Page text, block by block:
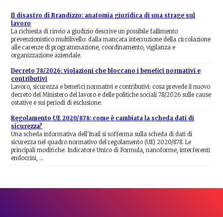
Il disastro di Brandizzo: anatomia giuridica di una strage sul
lavoro
La richiesta di rinvio a giudizio descrive un possibile fallimento
prevenzionistico multilivello: dalla mancata interruzione della circolazione
alle carenze di programmazione, coordinamento, vigilanza e
organizzazione aziendale.
Decreto 78/2026: violazioni che bloccano i benefici normativi e
contributivi
Lavoro, sicurezza e benefici normativi e contributivi: cosa prevede il nuovo
decreto del Ministero del lavoro e delle politiche sociali 78/2026 sulle cause
ostative e sui periodi di esclusione.
Regolamento UE 2020/878: come è cambiata la scheda dati di
sicurezza?
Una scheda informativa dell'Inail si sofferma sulla scheda di dati di
sicurezza nel quadro normativo del regolamento (UE) 2020/878. Le
principali modifiche: Indicatore Unico di Formula, nanoforme, interferenti
endocrini, …